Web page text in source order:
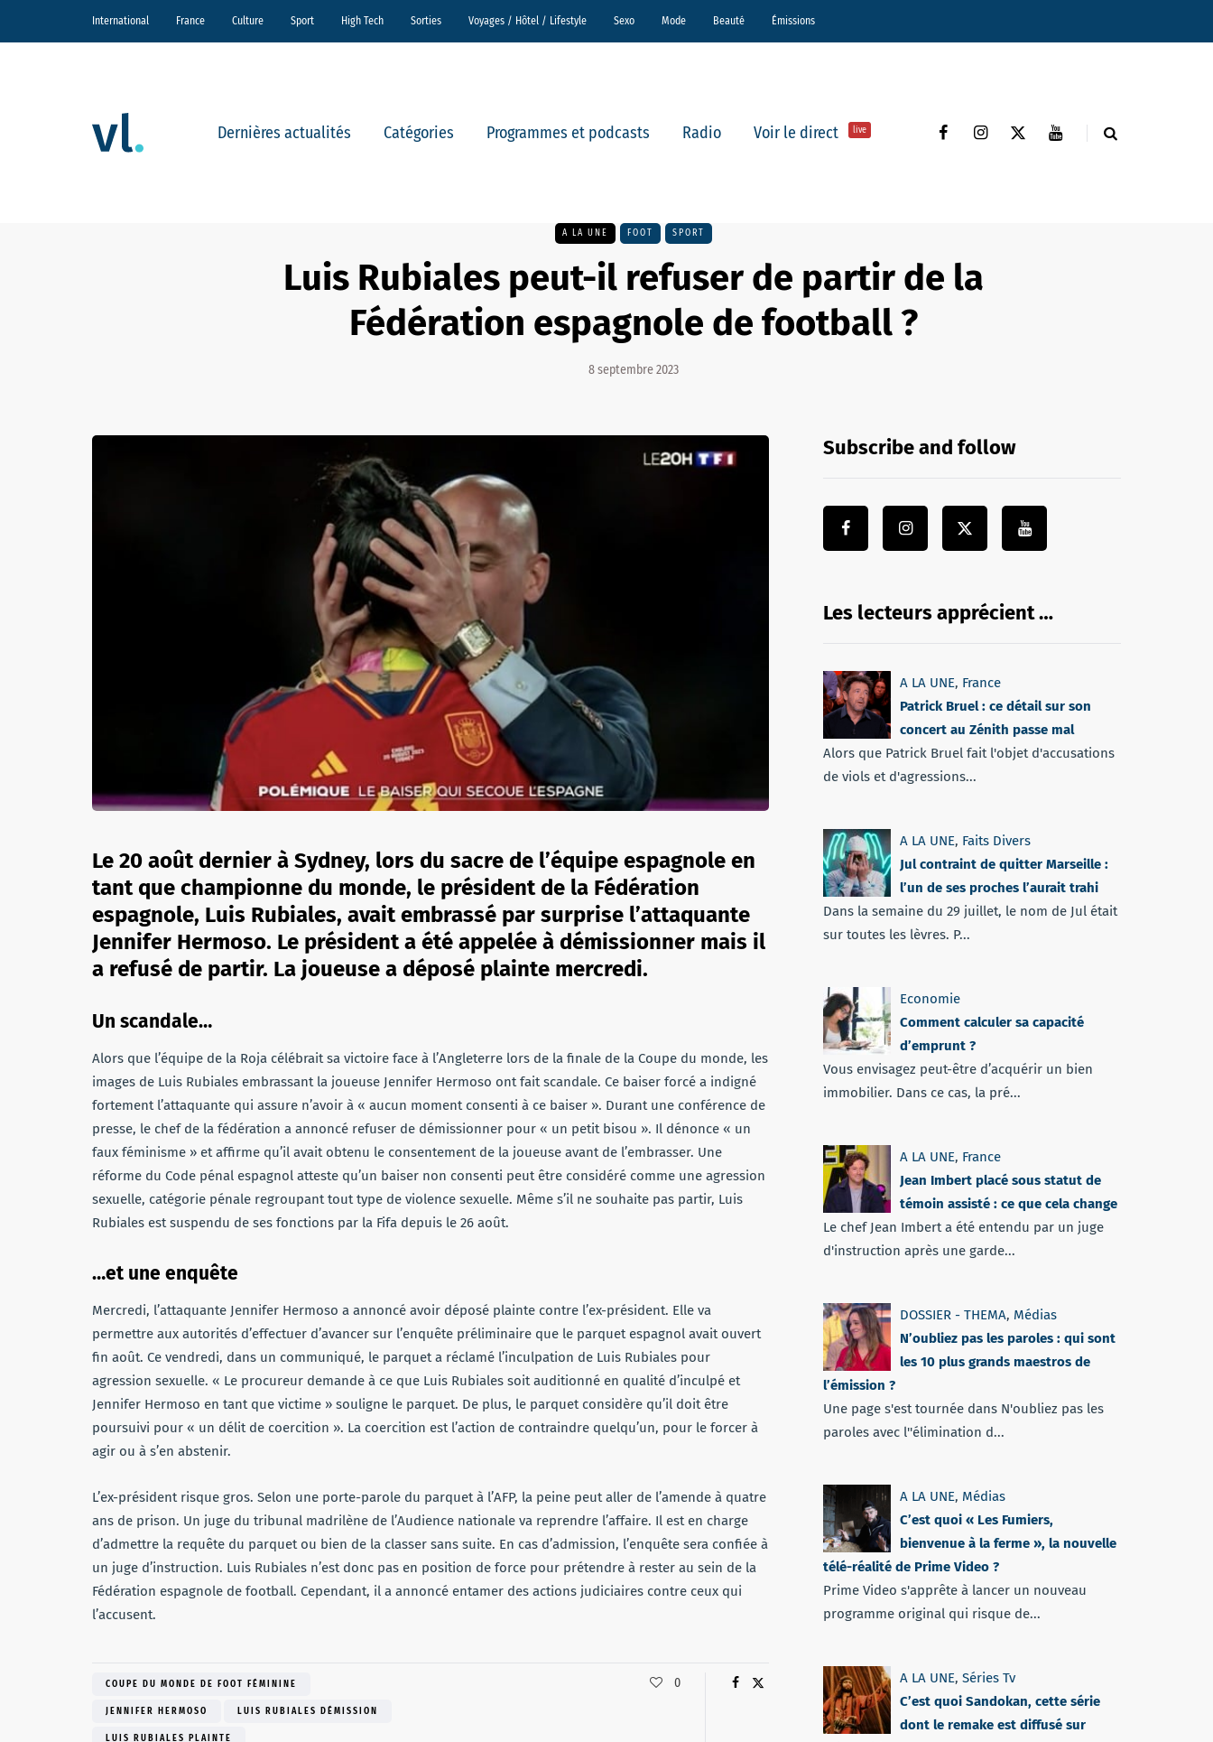
International France Culture Sport High Tech Sorties Voyages / Hôtel / Lifestyle Sexo Mode Beauté Émissions
Dernières actualités Catégories Programmes et podcasts Radio Voir le direct live
A LA UNE FOOT SPORT
Luis Rubiales peut-il refuser de partir de la
Fédération espagnole de football ?
8 septembre 2023
Le 20 août dernier à Sydney, lors du sacre de l’équipe espagnole en
tant que championne du monde, le président de la Fédération
espagnole, Luis Rubiales, avait embrassé par surprise l’attaquante
Jennifer Hermoso. Le président a été appelée à démissionner mais il
a refusé de partir. La joueuse a déposé plainte mercredi.
Un scandale…
Alors que l’équipe de la Roja célébrait sa victoire face à l’Angleterre lors de la finale de la Coupe du monde, les
images de Luis Rubiales embrassant la joueuse Jennifer Hermoso ont fait scandale. Ce baiser forcé a indigné
fortement l’attaquante qui assure n’avoir à « aucun moment consenti à ce baiser ». Durant une conférence de
presse, le chef de la fédération a annoncé refuser de démissionner pour « un petit bisou ». Il dénonce « un
faux féminisme » et affirme qu’il avait obtenu le consentement de la joueuse avant de l’embrasser. Une
réforme du Code pénal espagnol atteste qu’un baiser non consenti peut être considéré comme une agression
sexuelle, catégorie pénale regroupant tout type de violence sexuelle. Même s’il ne souhaite pas partir, Luis
Rubiales est suspendu de ses fonctions par la Fifa depuis le 26 août.
…et une enquête
Mercredi, l’attaquante Jennifer Hermoso a annoncé avoir déposé plainte contre l’ex-président. Elle va
permettre aux autorités d’effectuer d’avancer sur l’enquête préliminaire que le parquet espagnol avait ouvert
fin août. Ce vendredi, dans un communiqué, le parquet a réclamé l’inculpation de Luis Rubiales pour
agression sexuelle. « Le procureur demande à ce que Luis Rubiales soit auditionné en qualité d’inculpé et
Jennifer Hermoso en tant que victime » souligne le parquet. De plus, le parquet considère qu’il doit être
poursuivi pour « un délit de coercition ». La coercition est l’action de contraindre quelqu’un, pour le forcer à
agir ou à s’en abstenir.
L’ex-président risque gros. Selon une porte-parole du parquet à l’AFP, la peine peut aller de l’amende à quatre
ans de prison. Un juge du tribunal madrilène de l’Audience nationale va reprendre l’affaire. Il est en charge
d’admettre la requête du parquet ou bien de la classer sans suite. En cas d’admission, l’enquête sera confiée à
un juge d’instruction. Luis Rubiales n’est donc pas en position de force pour prétendre à rester au sein de la
Fédération espagnole de football. Cependant, il a annoncé entamer des actions judiciaires contre ceux qui
l’accusent.
COUPE DU MONDE DE FOOT FÉMININE
JENNIFER HERMOSO LUIS RUBIALES DÉMISSION
LUIS RUBIALES PLAINTE
0
Subscribe and follow
Les lecteurs apprécient …
A LA UNE, France
Patrick Bruel : ce détail sur son
concert au Zénith passe mal
Alors que Patrick Bruel fait l'objet d'accusations
de viols et d'agressions...
A LA UNE, Faits Divers
Jul contraint de quitter Marseille :
l’un de ses proches l’aurait trahi
Dans la semaine du 29 juillet, le nom de Jul était
sur toutes les lèvres. P...
Economie
Comment calculer sa capacité
d’emprunt ?
Vous envisagez peut-être d’acquérir un bien
immobilier. Dans ce cas, la pré...
A LA UNE, France
Jean Imbert placé sous statut de
témoin assisté : ce que cela change
Le chef Jean Imbert a été entendu par un juge
d'instruction après une garde...
DOSSIER - THEMA, Médias
N’oubliez pas les paroles : qui sont
les 10 plus grands maestros de
l’émission ?
Une page s'est tournée dans N'oubliez pas les
paroles avec l''élimination d...
A LA UNE, Médias
C’est quoi « Les Fumiers,
bienvenue à la ferme », la nouvelle
télé-réalité de Prime Video ?
Prime Video s'apprête à lancer un nouveau
programme original qui risque de...
A LA UNE, Séries Tv
C’est quoi Sandokan, cette série
dont le remake est diffusé sur